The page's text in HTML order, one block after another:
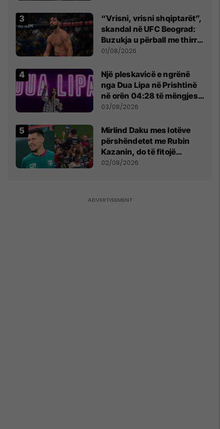
“Vrisni, vrisni shqiptarët”,
skandal në UFC Beograd:
Buzukja u përball me thirrje
anti-shqiptare nga
01/08/2026
Një pleskavicë e ngrënë
nga Dua Lipa në Prishtinë
në orën 04:28 të mëngjesit
- dhe bota digjitale serbe
03/08/2026
Mirlind Daku mes lotëve
përshëndetet me Rubin
Kazanin, do të fitojë
miliona te Spartak Moska
02/08/2026